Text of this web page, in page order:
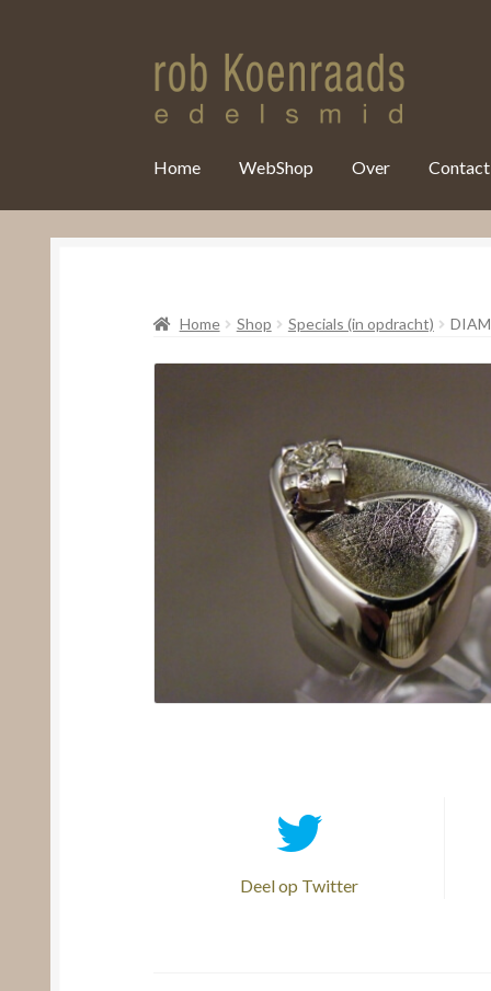
Home WebShop Over Contact
Home Shop Specials (in opdracht)
Deel op Twitter